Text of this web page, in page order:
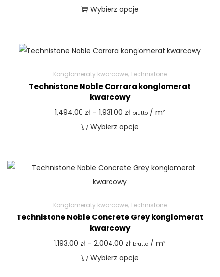
Wybierz opcje
Konglomeraty kwarcowe,Technistone
Technistone Noble Carrara konglomerat
kwarcowy
1,494.00 zł – 1,931.00 zł brutto/ m²
Wybierz opcje
Konglomeraty kwarcowe,Technistone
Technistone Noble Concrete Grey konglomerat
kwarcowy
1,193.00 zł – 2,004.00 zł brutto / m²
Wybierz opcje